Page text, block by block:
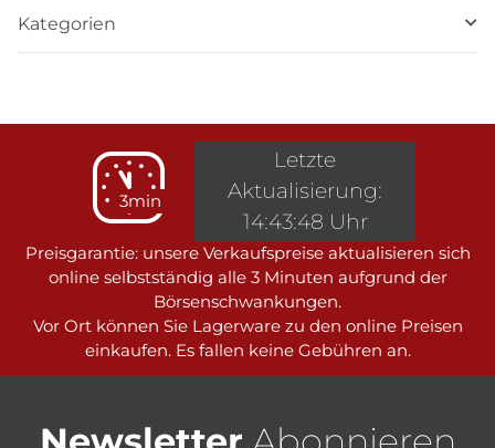
Kategorien
3min
Preisgarantie: unsere Verkaufspreise aktualisieren sich
online selbstständig alle 3 Minuten aufgrund der
Börsenschwankungen.
Vor Ort können Sie Lagerware zu den online Preisen
einkaufen. Es fallen keine Gebühren an.
Letzte
Aktualisierung:
14:43:48 Uhr